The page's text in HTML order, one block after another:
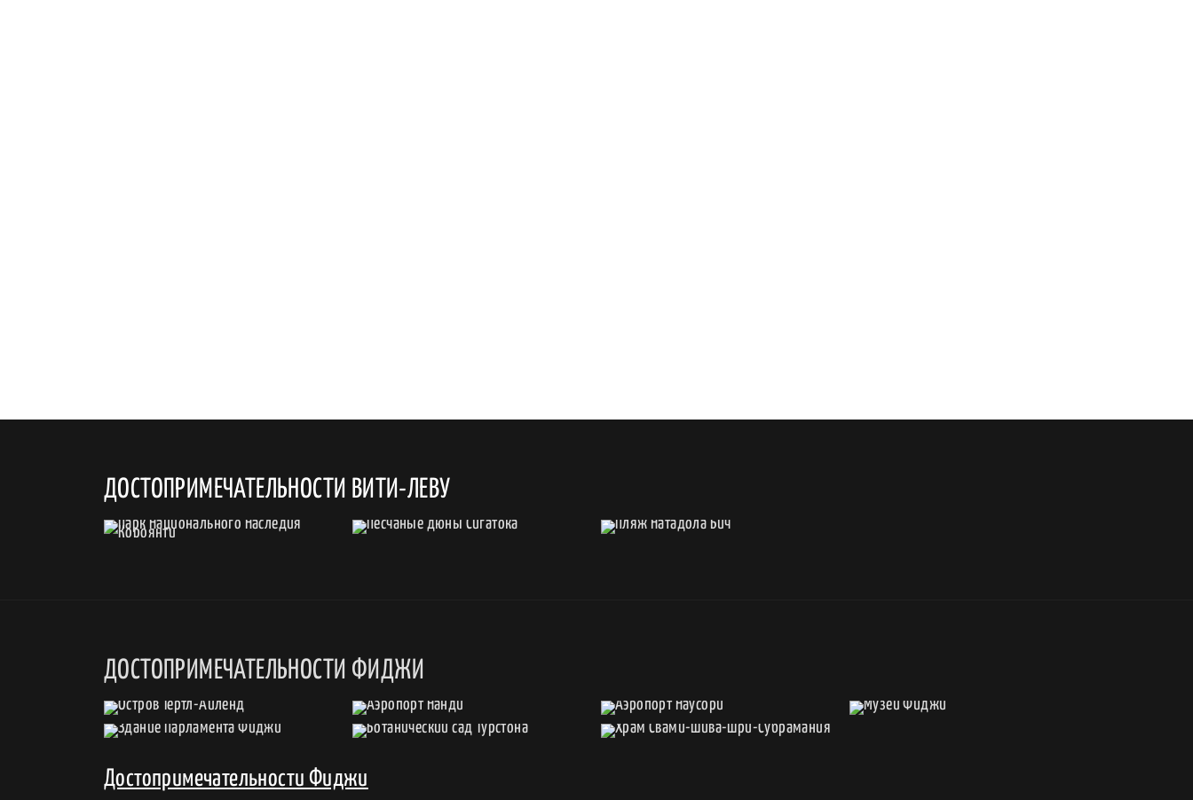
ДОСТОПРИМЕЧАТЕЛЬНОСТИ ВИТИ-ЛЕВУ
ДОСТОПРИМЕЧАТЕЛЬНОСТИ ФИДЖИ
Достопримечательности Фиджи